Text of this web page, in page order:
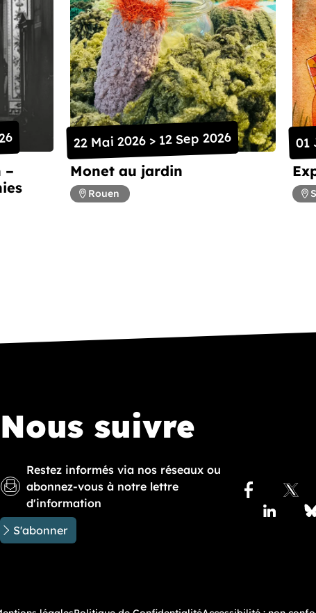
–
Monet au jardin
22 Mai 2026 > 12 Sep 2026
Rouen
01
Nous suivre
Restez informés via nos réseaux ou
abonnez-vous à notre lettre
d'information
S'abonner
Accédez à
Facebook
X
Lindedin